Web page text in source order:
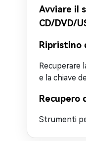
Avviare il
CD/DVD/
Ripristino
Recuperare
e la chiave
Recupero
Strumenti